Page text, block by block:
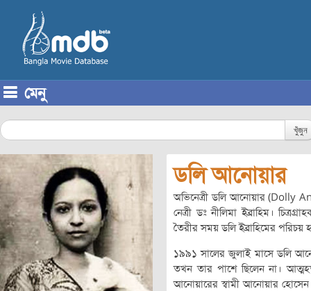
মেনু
খুঁজুন
ডলি আনোয়ার
অভিনেত্রী ডলি আনোয়ার (Dolly
নেত্রী ডঃ নীলিমা ইব্রাহিম।
তৈরীর সময় ডলি ইব্রাহিমের পরিচয়
১৯৯১ সালের জুলাই মাসে ডলি
তখন তার পাশে ছিলেন না।
আনোয়ারের স্বামী আনোয়ার হোসেন